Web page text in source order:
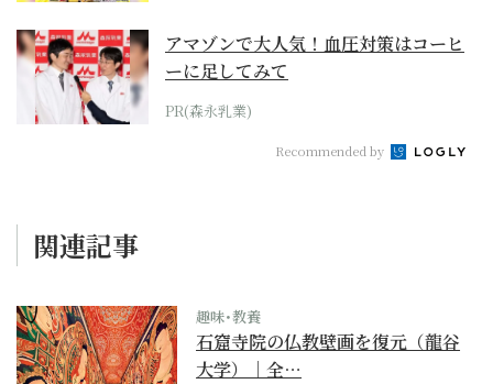
アマゾンで大人気！血圧対策はコーヒ
ーに足してみて
PR(森永乳業)
Recommended by
関連記事
趣味･教養
石窟寺院の仏教壁画を復元（龍谷
大学）｜全…